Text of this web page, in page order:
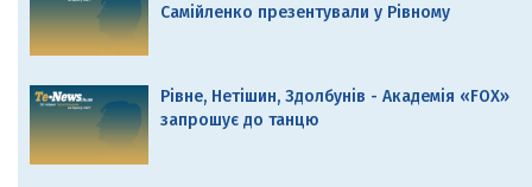
Самійленко презентували у Рівному
Рівне, Нетішин, Здолбунів - Академія «FOX»
запрошує до танцю